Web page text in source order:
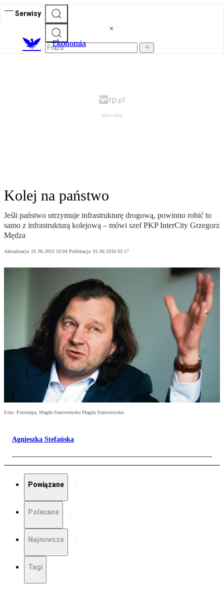
Serwisy
Ekonomia
Kolej na państwo
Jeśli państwo utrzymuje infrastrukturę drogową, powinno robić to
samo z infrastrukturą kolejową – mówi szef PKP InterCity Grzegorz
Mędza
Aktualizacja: 01.06.2010 10:04 Publikacja: 01.06.2010 02:17
Foto: Fotorzepa, Magda Starowieyska Magda Starowieyska
Agnieszka Stefańska
Powiązane
Polecane
Najnowsze
Tagi